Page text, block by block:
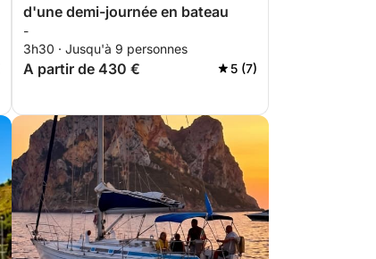
d'une demi-journée en bateau
-
3h30 · Jusqu'à 9 personnes
A partir de 430 € 5 (7)